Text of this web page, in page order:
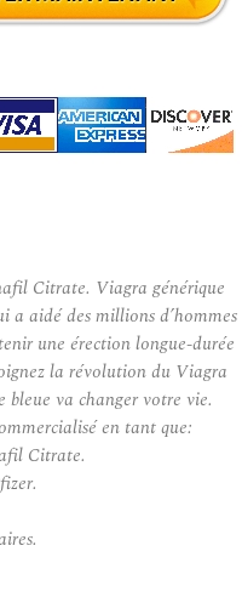
Citrate. Viagra générique
aidé des millions d’hommes
une érection longue-durée
la révolution du Viagra
va changer votre vie.
en tant que:
Citrate.